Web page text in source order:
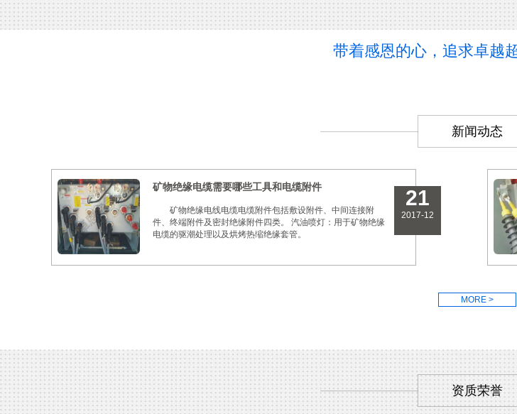
带着感恩的心，追求卓越
新闻动态
矿物绝缘电缆需要哪些工具和电缆附件
矿物绝缘电线电缆电缆附件包括敷设附件、中间连接附
件、终端附件及密封绝缘附件四类。 汽油喷灯：用于矿物绝缘
电缆的驱潮处理以及烘烤热缩绝缘套管。
21
2017-12
MORE >
资质荣誉